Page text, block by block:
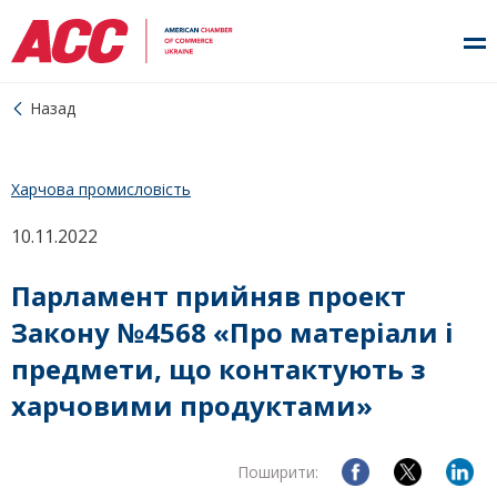
Назад
10.11.2022
Харчова промисловість
Парламент прийняв проект
Закону №4568 «Про матеріали і
предмети, що контактують з
харчовими продуктами»
Поширити: